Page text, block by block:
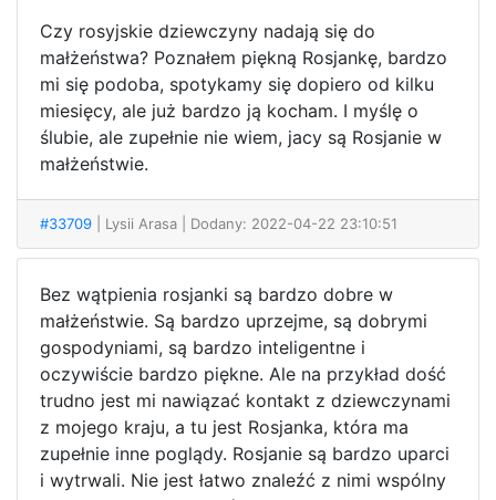
Czy rosyjskie dziewczyny nadają się do
małżeństwa? Poznałem piękną Rosjankę, bardzo
mi się podoba, spotykamy się dopiero od kilku
miesięcy, ale już bardzo ją kocham. I myślę o
ślubie, ale zupełnie nie wiem, jacy są Rosjanie w
małżeństwie.
#33709 | Lysii Arasa | Dodany: 2022-04-22 23:10:51
Bez wątpienia rosjanki są bardzo dobre w
małżeństwie. Są bardzo uprzejme, są dobrymi
gospodyniami, są bardzo inteligentne i
oczywiście bardzo piękne. Ale na przykład dość
trudno jest mi nawiązać kontakt z dziewczynami
z mojego kraju, a tu jest Rosjanka, która ma
zupełnie inne poglądy. Rosjanie są bardzo uparci
i wytrwali. Nie jest łatwo znaleźć z nimi wspólny